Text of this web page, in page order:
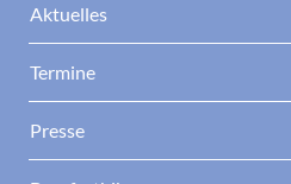
Empowerment bei der
Hogrefe. Häfner, A. &
(2023). Wertschätzung in
fördern. Göttingen:
Truschel, C. (2022).
Hogrefe.
Aktuelles
Termine
Presse